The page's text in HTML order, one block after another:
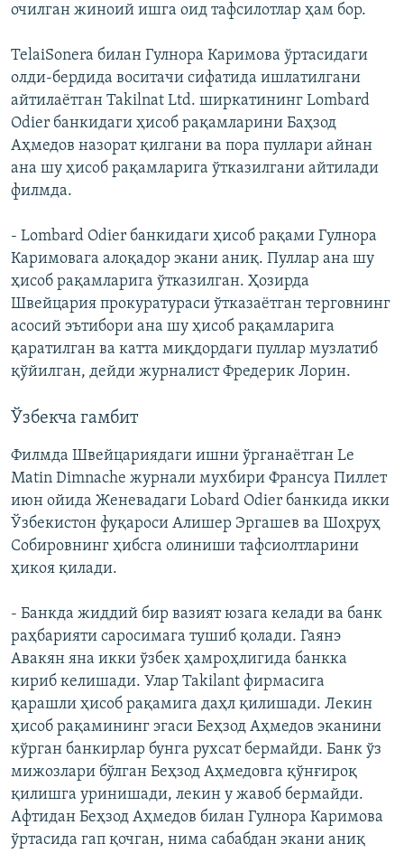
очилган жиноий ишга оид тафсилотлар ҳам бор.
TelaiSonera билан Гулнора Каримова ўртасидаги
олди-бердида воситачи сифатида ишлатилгани
айтилаётган Takilnat Ltd. ширкатининг Lombard
Odier банкидаги ҳисоб рақамларини Баҳзод
Аҳмедов назорат қилгани ва пора пуллари айнан
ана шу ҳисоб рақамларига ўтказилгани айтилади
филмда.
- Lombard Odier банкидаги ҳисоб рақами Гулнора
Каримовага алоқадор экани аниқ. Пуллар ана шу
ҳисоб рақамларига ўтказилган. Ҳозирда
Швейцария прокуратураси ўтказаётган терговнинг
асосий эътибори ана шу ҳисоб рақамларига
қаратилган ва катта миқдордаги пуллар музлатиб
қўйилган, дейди журналист Фредерик Лорин.
Ўзбекча гамбит
Филмда Швейцариядаги ишни ўрганаётган Le
Matin Dimnache журнали мухбири Франсуа Пиллет
июн ойида Женевадаги Lobard Odier банкида икки
Ўзбекистон фуқароси Алишер Эргашев ва Шоҳруҳ
Собировнинг ҳибсга олиниши тафсиолтларини
ҳикоя қилади.
- Банкда жиддий бир вазият юзага келади ва банк
раҳбарияти саросимага тушиб қолади. Гаянэ
Авакян яна икки ўзбек ҳамроҳлигида банкка
кириб келишади. Улар Takilant фирмасига
қарашли ҳисоб рақамига даҳл қилишади. Лекин
ҳисоб рақамининг эгаси Беҳзод Аҳмедов эканини
кўрган банкирлар бунга рухсат бермайди. Банк ўз
мижозлари бўлган Беҳзод Аҳмедовга қўнғироқ
қилишга уринишади, лекин у жавоб бермайди.
Афтидан Беҳзод Аҳмедов билан Гулнора Каримова
ўртасида гап қочган, нима сабабдан экани аниқ